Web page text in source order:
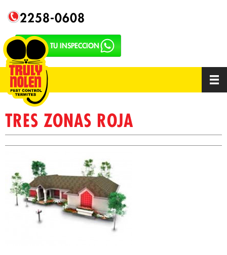
2258-0608
SOLICITA TU INSPECCION
TRES ZONAS ROJA